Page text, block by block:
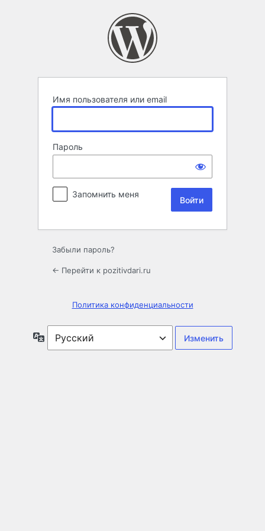
Имя пользователя или email
Пароль
Запомнить меня
Забыли пароль?
← Перейти к pozitivdari.ru
Политика конфиденциальности
Язык